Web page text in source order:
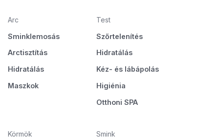
Arc
Sminklemosás
Arctisztítás
Hidratálás
Maszkok
Test
Szőrtelenítés
Hidratálás
Kéz- és lábápolás
Higiénia
Otthoni SPA
Körmök
Smink